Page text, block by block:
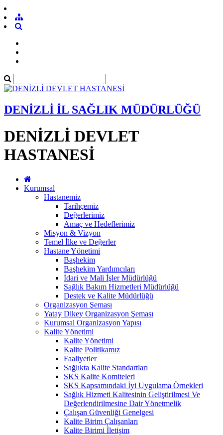
DENİZLİ İL SAĞLIK MÜDÜRLÜĞÜ
DENİZLİ DEVLET
HASTANESİ
Kurumsal
Hastanemiz
Tarihçemiz
Değerlerimiz
Amaç ve Hedeflerimiz
Misyon & Vizyon
Temel İlke ve Değerler
Hastane Yönetimi
Başhekim
Başhekim Yardımcıları
İdari ve Mali İşler Müdürlüğü
Sağlık Bakım Hizmetleri Müdürlüğü
Destek ve Kalite Müdürlüğü
Organizasyon Şeması
Yatay Dikey Organizasyon Şeması
Kurumsal Organizasyon Yapısı
Kalite Yönetimi
Kalite Yönetimi
Kalite Politikamız
Faaliyetler
Sağlıkta Kalite Standartları
SKS Kalite Komiteleri
SKS Kapsamındaki İyi Uygulama Örnekleri
Sağlık Hizmeti Kalitesinin Geliştirilmesi Ve
Değerlendirilmesine Dair Yönetmelik
Çalışan Güvenliği Genelgesi
Kalite Birim Çalışanları
Kalite Birimi İletişim